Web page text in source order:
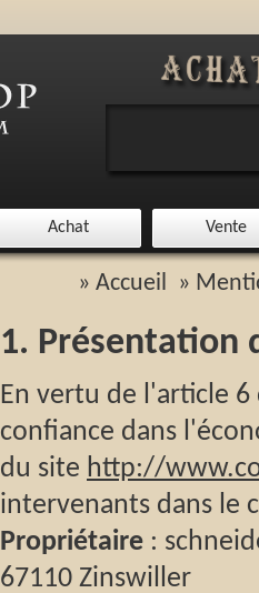
Achat Vente
» Accueil »
1. Présentation
En vertu de l'article 6
confiance dans
du site http://
intervenants dans le
Propriétaire :
67110 Zinswiller